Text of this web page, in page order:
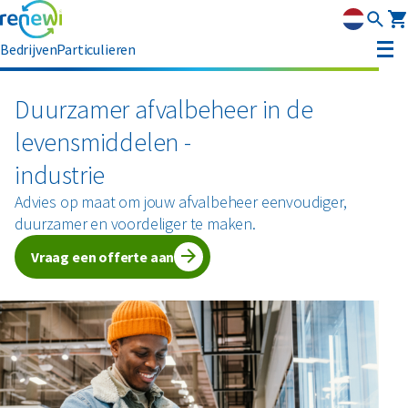
BedrijvenParticulieren
Afvalbeheer
Afvalbeheer
Afvalinzameling
Rolcontainers
Afzetcontainers
Ondergrondse containers
Perscontainers
Swill tank
Inzamelmiddelen gevaarlijk afval
Interne inzamelmiddelen
Branches
Bouw
Soorten afval
Asbest
Banden
Bouw- en sloopafval
Folie
Circulaire materialen
Hout
Metalen
Klantenservice
MyRenewi
Duurzamer afvalbeheer in de
levensmiddelen -
industrie
Advies op maat om jouw afvalbeheer eenvoudiger,
duurzamer en voordeliger te maken.
Vraag een offerte aan